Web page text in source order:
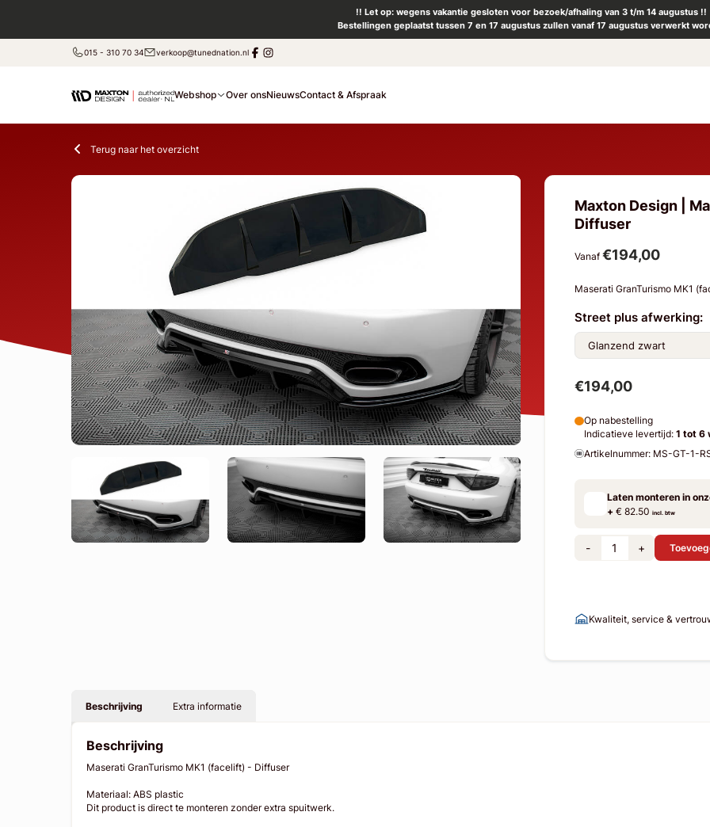
!! Let op: wegens vakantie gesloten voor bezoek/afhaling van 3 t/m 14 augustus !!
Bestellingen geplaatst tussen 7 en 17 augustus zullen vanaf 17 augustus verwerkt
015 - 310 70 34 verkoop@tunednation.nl
Webshop Over onsNieuwsContact & Afspraak
Terug naar het overzicht
Maxton Design |
Diffuser
Vanaf €194,00
Maserati GranTurismo MK1
Street plus afwerking:
€194,00
Op nabestelling
Indicatieve levertijd: 1 tot 6
Artikelnummer: MS-GT-1-
Laten monteren in
+€ 82.50 incl. btw
- +
Kwaliteit, service &
Beschrijving Extra informatie
Beschrijving
Maserati GranTurismo MK1 (facelift) - Diffuser
Materiaal: ABS plastic
Dit product is direct te monteren zonder extra spuitwerk.